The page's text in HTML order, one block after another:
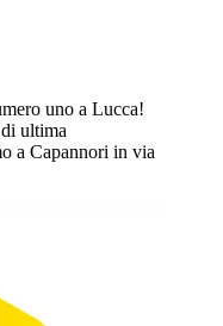
uno a Lucca!
ultima
a Capannori in via